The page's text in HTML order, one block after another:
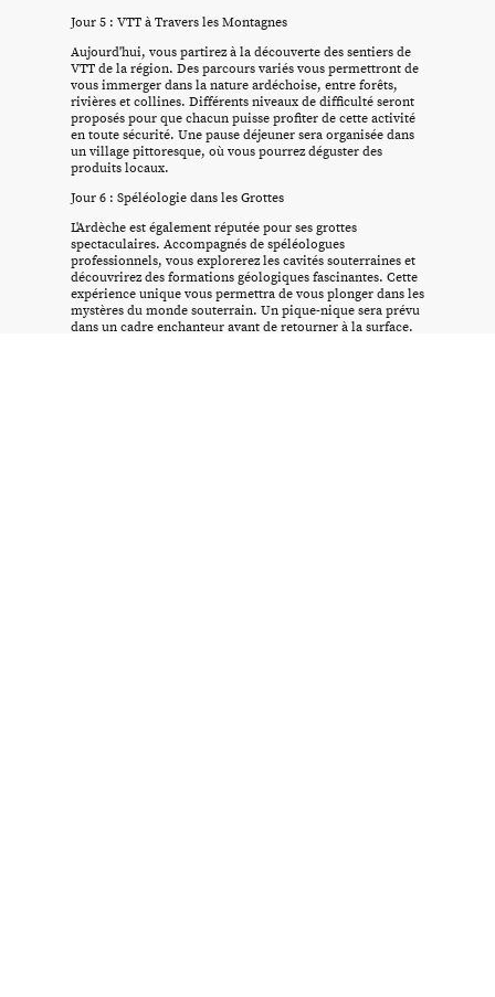
Jour 5 : VTT à Travers les Montagnes
Aujourd'hui, vous partirez à la découverte des sentiers de
VTT de la région. Des parcours variés vous permettront de
vous immerger dans la nature ardéchoise, entre forêts,
rivières et collines. Différents niveaux de difficulté seront
proposés pour que chacun puisse profiter de cette activité
en toute sécurité. Une pause déjeuner sera organisée dans
un village pittoresque, où vous pourrez déguster des
produits locaux.
Jour 6 : Spéléologie dans les Grottes
L'Ardèche est également réputée pour ses grottes
spectaculaires. Accompagnés de spéléologues
professionnels, vous explorerez les cavités souterraines et
découvrirez des formations géologiques fascinantes. Cette
expérience unique vous permettra de vous plonger dans les
mystères du monde souterrain. Un pique-nique sera prévu
dans un cadre enchanteur avant de retourner à la surface.